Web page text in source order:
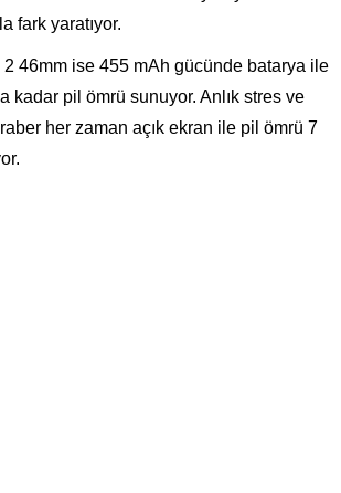
fark yaratıyor.
2 46mm ise 455 mAh gücünde batarya ile
kadar pil ömrü sunuyor. Anlık stres ve
her zaman açık ekran ile pil ömrü 7